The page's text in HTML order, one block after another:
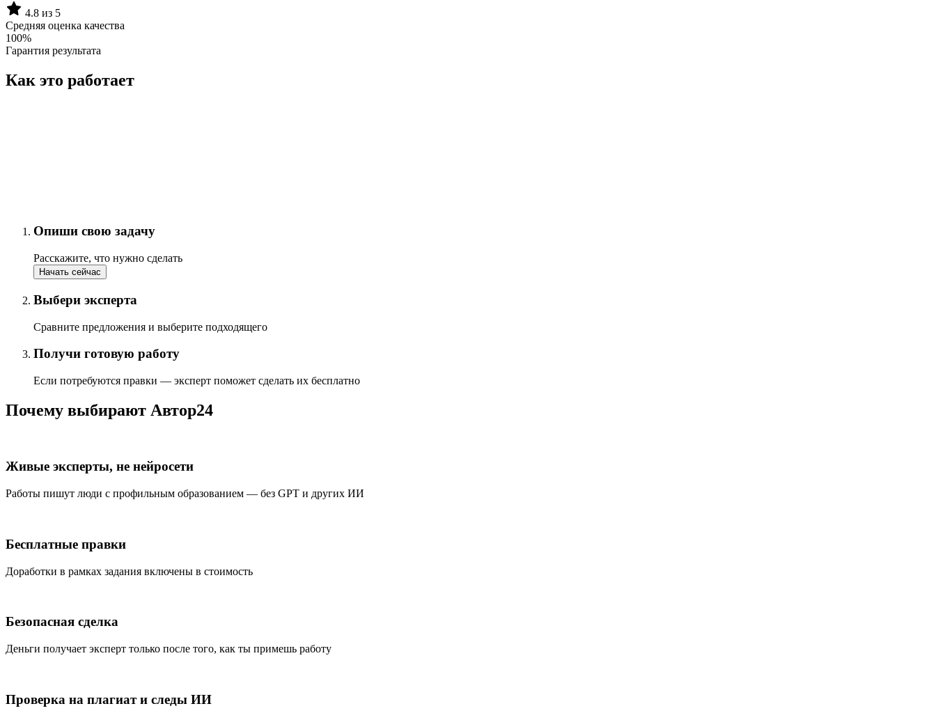
4.8 из 5
Средняя оценка качества
100%
Гарантия результата
Как это работает
Опиши свою задачу
Расскажите, что нужно сделать
Начать сейчас
Выбери эксперта
Сравните предложения и выберите подходящего
Получи готовую работу
Если потребуются правки — эксперт поможет сделать их бесплатно
Почему выбирают Автор24
Живые эксперты, не нейросети
Работы пишут люди с профильным образованием — без GPT и других ИИ
Бесплатные правки
Доработки в рамках задания включены в стоимость
Безопасная сделка
Деньги получает эксперт только после того, как ты примешь работу
Проверка на плагиат и следы ИИ